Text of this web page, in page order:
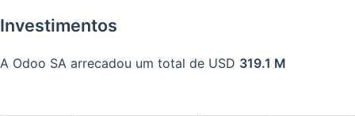
Investimentos
A Odoo SA arrecadou um total de USD 319.1 M